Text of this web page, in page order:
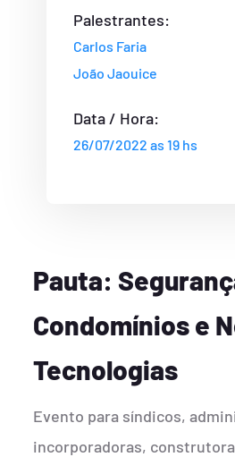
Palestrantes:
Carlos Faria
João Jaouice
Data / Hora:
26/07/2022 as 19 hs
Pauta:
Condomínios e
Tecnologias
Evento para síndicos,
incorporadoras,